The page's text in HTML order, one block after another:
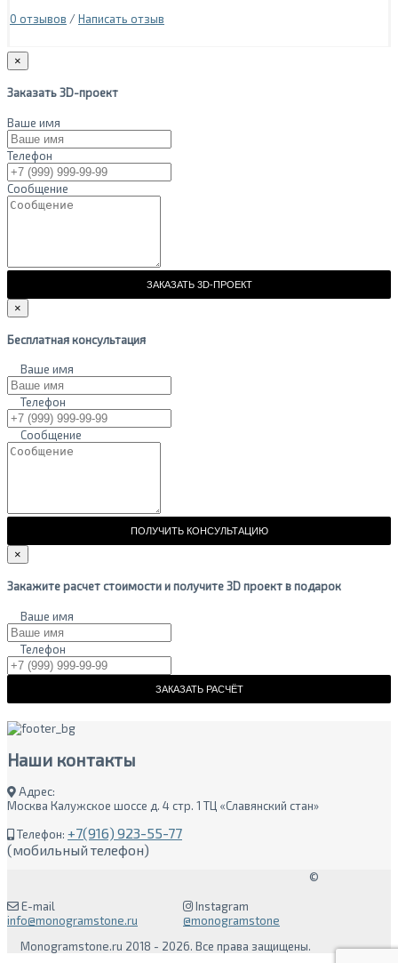
0 отзывов /Написать отзыв
×
Заказать 3D-проект
Ваше имя
Телефон
Сообщение
ЗАКАЗАТЬ 3D-ПРОЕКТ
×
Бесплатная консультация
Ваше имя
Телефон
Сообщение
ПОЛУЧИТЬ КОНСУЛЬТАЦИЮ
×
Закажите расчет стоимости и получите 3D проект в подарок
Ваше имя
Телефон
ЗАКАЗАТЬ РАСЧЁТ
Наши контакты
Адрес:
Москва Калужское шоссе д. 4 стр. 1 ТЦ «Славянский стан»
Телефон: +7(916) 923-55-77
(мобильный телефон)
E-mail
info@monogramstone.ru
Instagram
@monogramstone
©
Monogramstone.ru 2018 - 2026. Все права защищены.